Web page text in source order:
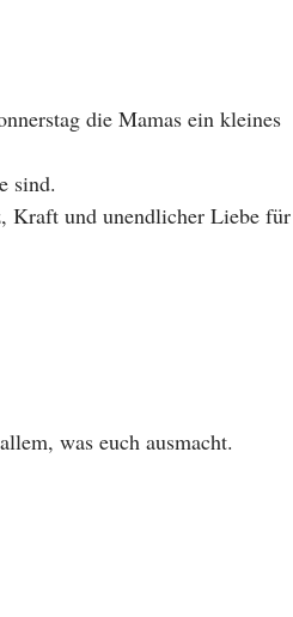
die Mamas ein kleines
sind.
Kraft und unendlicher Liebe für
was euch ausmacht.